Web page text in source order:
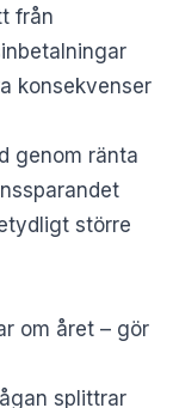
från
konsekvenser
genom ränta
större
om året – gör
splittrar